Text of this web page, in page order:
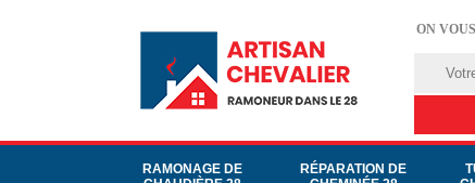
ON
RAMONAGE DE
RÉPARATION DE